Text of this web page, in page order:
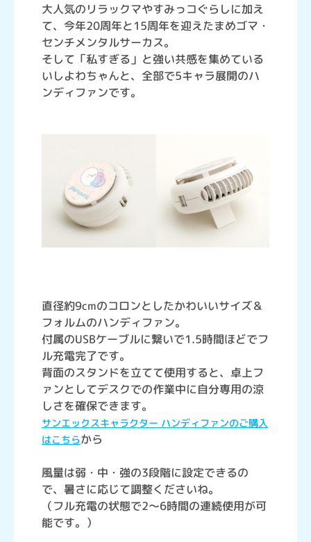
大人気のリラックマやすみっコぐらしに加え
て、今年20周年と15周年を迎えたまめゴマ・
センチメンタルサーカス。
そして「私すぎる」と強い共感を集めている
いしよわちゃんと、全部で5キャラ展開のハ
ンディファンです。
直径約9cmのコロンとしたかわいいサイズ＆
フォルムのハンディファン。
付属のUSBケーブルに繋いで1.5時間ほどでフ
ル充電完了です。
背面のスタンドを立てて使用すると、卓上フ
ァンとしてデスクでの作業中に自分専用の涼
しさを確保できます。
サンエックスキャラクター ハンディファンのご購入
はこちらから
風量は弱・中・強の3段階に設定できるの
で、暑さに応じて調整くださいね。
（フル充電の状態で2～6時間の連続使用が可
能です。）